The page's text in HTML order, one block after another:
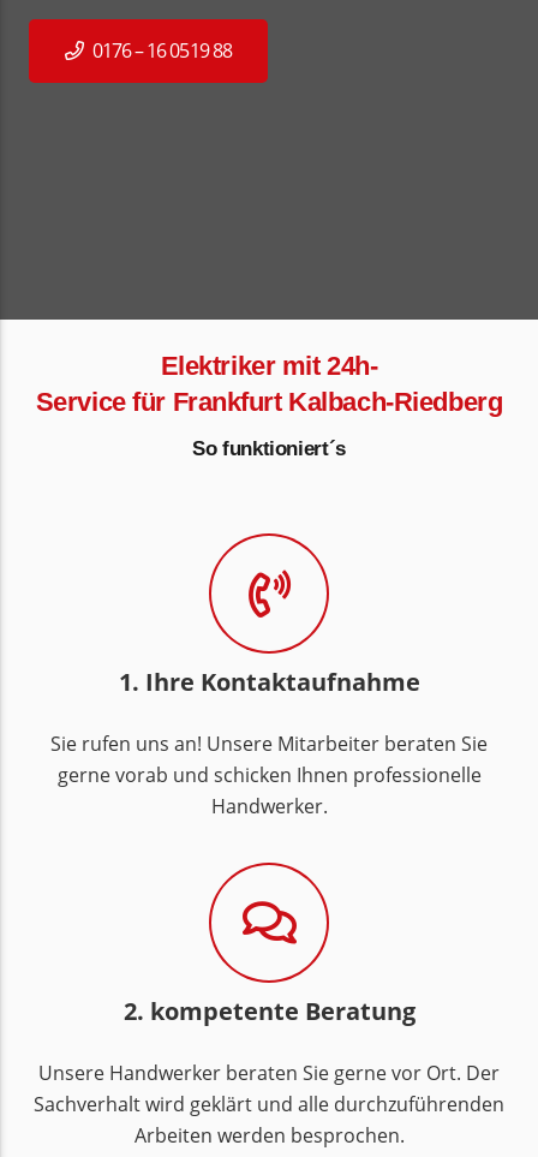
0176 – 16 0519 88
Elektriker mit 24h-
Service für Frankfurt Kalbach-Riedberg
So funktioniert´s
1. Ihre Kontaktaufnahme
Sie rufen uns an! Unsere Mitarbeiter beraten Sie
gerne vorab und schicken Ihnen professionelle
Handwerker.
2. kompetente Beratung
Unsere Handwerker beraten Sie gerne vor Ort. Der
Sachverhalt wird geklärt und alle durchzuführenden
Arbeiten werden besprochen.